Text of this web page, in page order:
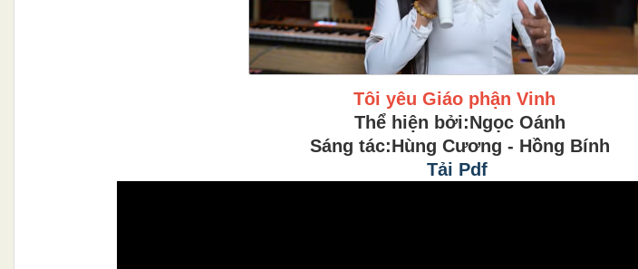
Tôi yêu Giáo phận Vinh
Thể hiện bởi:Ngọc Oánh
Sáng tác:Hùng Cương - Hồng Bính
Tải Pdf